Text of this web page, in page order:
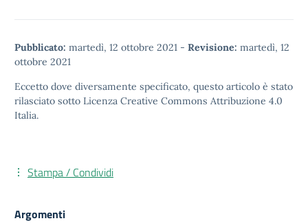
Pubblicato: martedì, 12 ottobre 2021 - Revisione: martedì, 12
ottobre 2021
Eccetto dove diversamente specificato, questo articolo è stato
rilasciato sotto Licenza Creative Commons Attribuzione 4.0
Italia.
Stampa / Condividi
Argomenti